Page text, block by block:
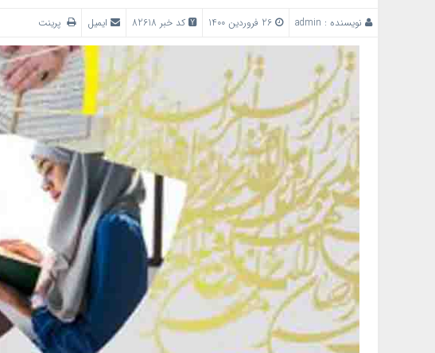
نویسنده : admin کد خبر 82618 ایمیل پرینت